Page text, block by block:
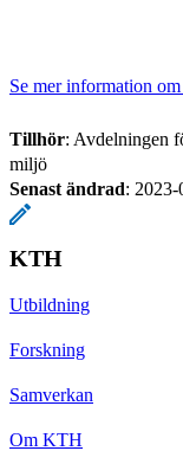
Se mer information
Tillhör: Avdelningen
miljö
Senast ändrad: 2023-
KTH
Utbildning
Forskning
Samverkan
Om KTH